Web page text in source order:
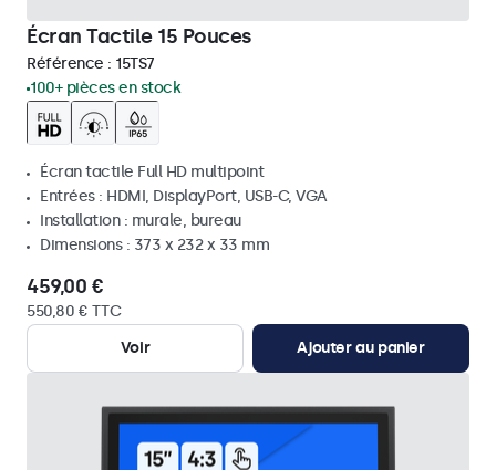
Écran Tactile 15 Pouces
Référence : 15TS7
100+ pièces en stock
Écran tactile Full HD multipoint
Entrées : HDMI, DisplayPort, USB-C, VGA
Installation : murale, bureau
Dimensions : 373 x 232 x 33 mm
459,00 €
550,80 € TTC
Voir
Ajouter au panier